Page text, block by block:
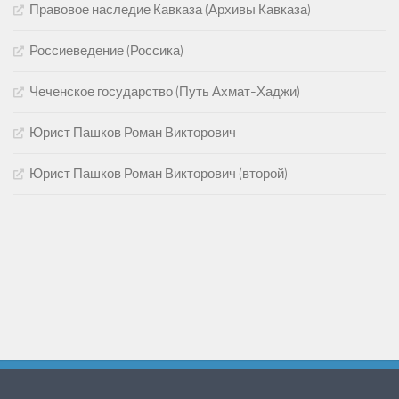
Правовое наследие Кавказа (Архивы Кавказа)
Россиеведение (Россика)
Чеченское государство (Путь Ахмат-Хаджи)
Юрист Пашков Роман Викторович
Юрист Пашков Роман Викторович (второй)